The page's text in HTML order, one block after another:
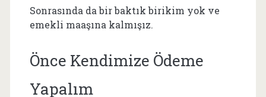
Sonrasında da bir baktık birikim yok ve
emekli maaşına kalmışız.
Önce Kendimize Ödeme
Yapalım